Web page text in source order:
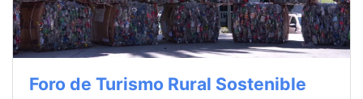
Foro de Turismo Rural Sostenible